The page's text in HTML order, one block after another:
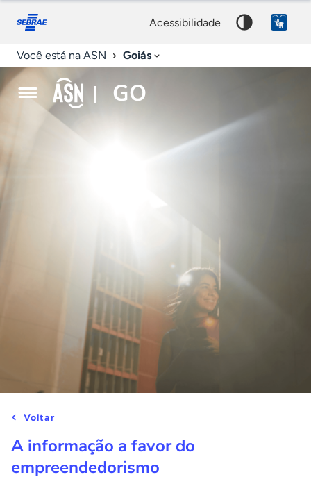
Fale
conosco
Acessibilidade
acessibilidade
Você está na ASN Goiás
Sebrae
de
Notícias
Palavra
chave
GO
Voltar
A informação a favor do
empreendedorismo